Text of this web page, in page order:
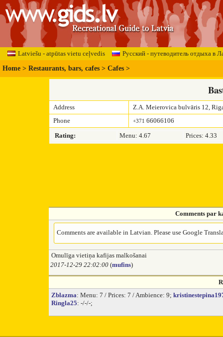
Latviešu - atpūtas vietu ceļvedis Русский - путеводитель отдыха в
Home > Restaurants, bars, cafes > Cafes >
Address
Z.A. Meierovica bulvāris 12,
Phone
+371 66066106
Rating:
Menu: 4.67 Prices: 4.33
Comments par
Comments are available in Latvian. Please use Google
Omulīga vietiņa kafijas malkošanai
2017-12-29 22:02:00 (mufins)
Zblazma: Menu: 7 / Prices: 7 / Ambience: 9;
Ringla25: -/-/-;